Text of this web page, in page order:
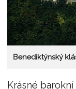
Benediktýnský
Krásné